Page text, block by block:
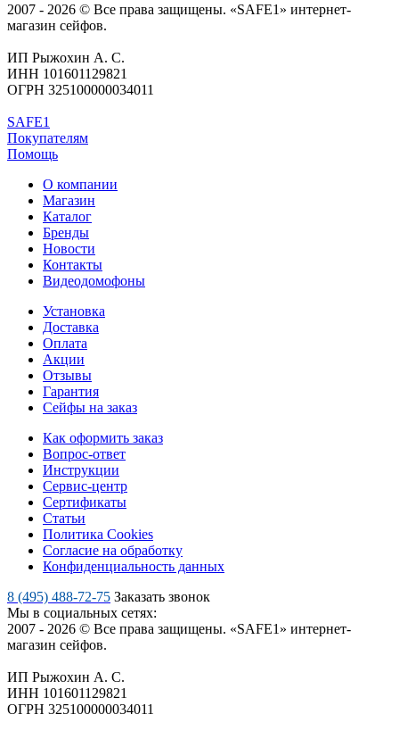
2007 - 2026 © Все права защищены. «SAFE1» интернет-
магазин сейфов.
ИП Рыжохин А. С.
ИНН 101601129821
ОГРН 325100000034011
SAFE1
Покупателям
Помощь
О компании
Магазин
Каталог
Бренды
Новости
Контакты
Видеодомофоны
Установка
Доставка
Оплата
Акции
Отзывы
Гарантия
Сейфы на заказ
Как оформить заказ
Вопрос-ответ
Инструкции
Сервис-центр
Сертификаты
Статьи
Политика Cookies
Согласие на обработку
Конфиденциальность данных
8 (495) 488-72-75 Заказать звонок
Мы в социальных сетях:
2007 - 2026 © Все права защищены. «SAFE1» интернет-
магазин сейфов.
ИП Рыжохин А. С.
ИНН 101601129821
ОГРН 325100000034011